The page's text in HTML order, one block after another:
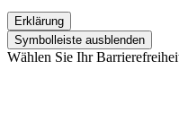
Erklärung
Symbolleiste ausblenden
Wählen Sie Ihr